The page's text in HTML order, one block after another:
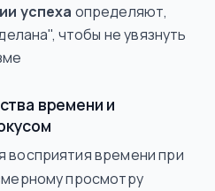
успеха определяют,
чтобы не увязнуть
времени и
восприятия времени при
просмотру